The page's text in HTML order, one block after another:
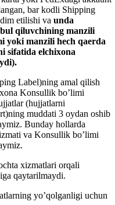
bar kodli Shipping
etilishi vaunda
qiluvchining manzili
yoki manzili hech qaerda
sifatida elchixona
Label)ning amal qilish
Konsullik bo’limi
(hujjatlarni
muddati 3 oydan oshib
Bunday hollarda
va Konsullik bo’limi
xizmatlari orqali
qaytarilmaydi.
yo’qolganligi uchun